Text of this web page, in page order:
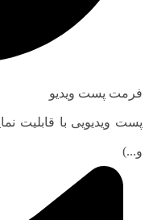
فرمت پست ویدیو
پست ویدیویی با قابلیت
و...)